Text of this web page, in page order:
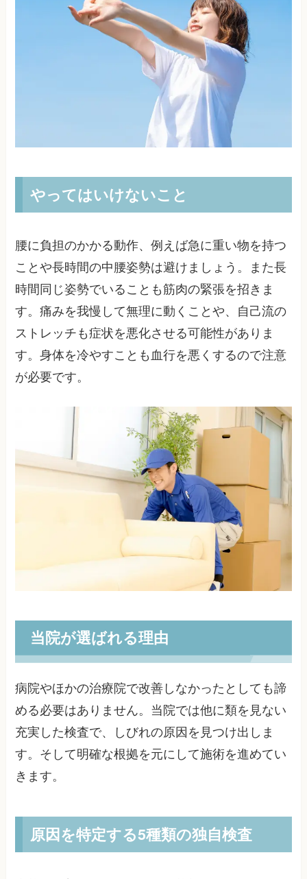
やってはいけないこと
腰に負担のかかる動作、例えば急に重い物を持つ
ことや長時間の中腰姿勢は避けましょう。また長
時間同じ姿勢でいることも筋肉の緊張を招きま
す。痛みを我慢して無理に動くことや、自己流の
ストレッチも症状を悪化させる可能性がありま
す。身体を冷やすことも血行を悪くするので注意
が必要です。
当院が選ばれる理由
病院やほかの治療院で改善しなかったとしても諦
める必要はありません。当院では他に類を見ない
充実した検査で、しびれの原因を見つけ出しま
す。そして明確な根拠を元にして施術を進めてい
きます。
原因を特定する5種類の独自検査